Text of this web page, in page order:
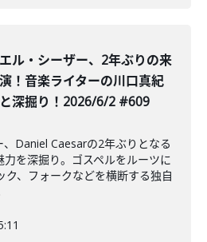
ル・シーザー、2年ぶりの来
！音楽ライターの川口真紀
深掘り！2026/6/2 #609
Daniel Caesarの2年ぶりとなる
を深掘り。ゴスペルをルーツに
、フォークなどを横断する独自